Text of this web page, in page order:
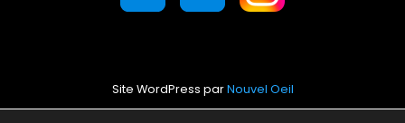
Site WordPress parNouvel Oeil